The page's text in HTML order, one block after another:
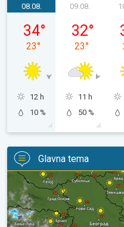
subota, 08. 08.
08.08.
34°
23°
12 h
10 %
09.08.
32°
23°
11 h
50 %
Glavna tema
Za koji stepen svežije, uz